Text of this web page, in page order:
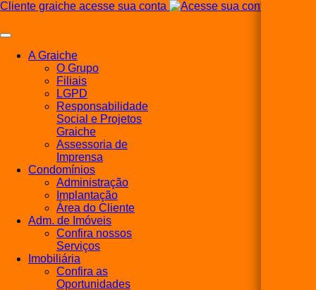
Cliente graiche acesse sua conta
A Graiche
O Grupo
Filiais
LGPD
Responsabilidade
Social e Projetos
Graiche
Assessoria de
Imprensa
Condomínios
Administração
Implantação
Área do Cliente
Adm. de Imóveis
Confira nossos
Serviços
Imobiliária
Confira as
Oportunidades